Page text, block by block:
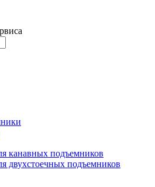
канавных подъемников
двухстоечных подъемников